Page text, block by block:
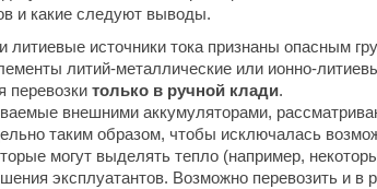
и какие следуют выводы.
литиевые источники тока признаны опасным
литий-металлические или ионно-
перевозки только в ручной клади.
внешними аккумуляторами,
таким образом, чтобы исключалась
могут выделять тепло (например,
эксплуатантов. Возможно перевозить и в